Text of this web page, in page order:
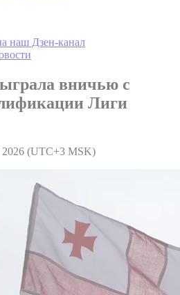
наш Дзен-канал
вничью с
Лиги
2026 (UTC+3 MSK)